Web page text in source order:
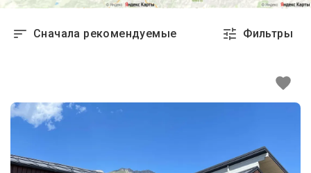
Сначала рекомендуемые Фильтры